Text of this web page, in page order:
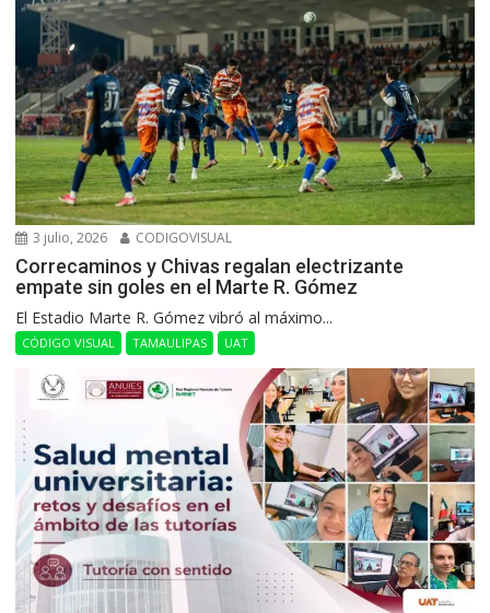
3 julio, 2026 CODIGOVISUAL
Correcaminos y Chivas regalan electrizante
empate sin goles en el Marte R. Gómez
El Estadio Marte R. Gómez vibró al máximo...
CÓDIGO VISUAL TAMAULIPAS UAT